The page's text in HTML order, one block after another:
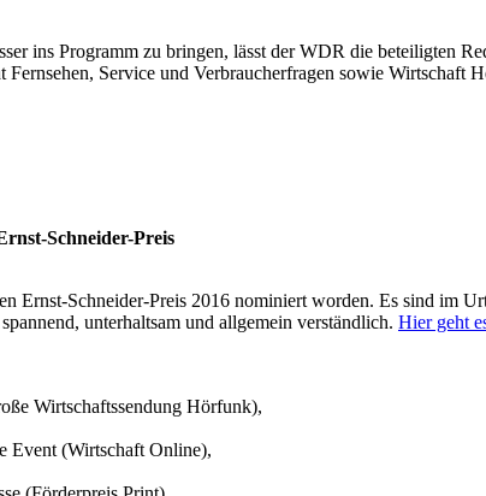
ins Programm zu bringen, lässt der WDR die beteiligten
Service und Verbraucherfragen sowie Wirtschaft
Schneider-Preis
Ernst-Schneider-Preis 2016 nominiert worden. Es sind im
unterhaltsam und allgemein verständlich. Hier geht
Wirtschaftssendung Hörfunk),
Event (Wirtschaft Online),